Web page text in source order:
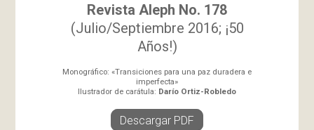
Revista Aleph No. 178
(Julio/Septiembre 2016; ¡50
Años!)
Monográfico: «Transiciones para una paz duradera e
imperfecta»
Ilustrador de carátula: Darío Ortiz-Robledo
Descargar PDF